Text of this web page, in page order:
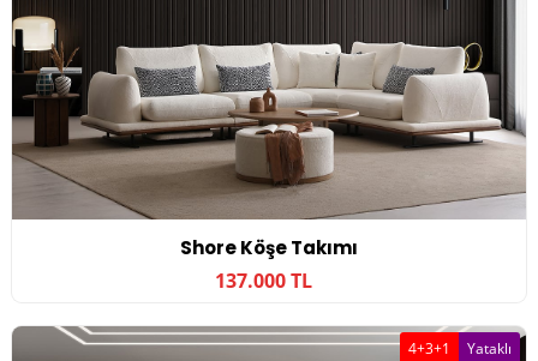
Shore Köşe Takımı
137.000 TL
4+3+1 Yataklı